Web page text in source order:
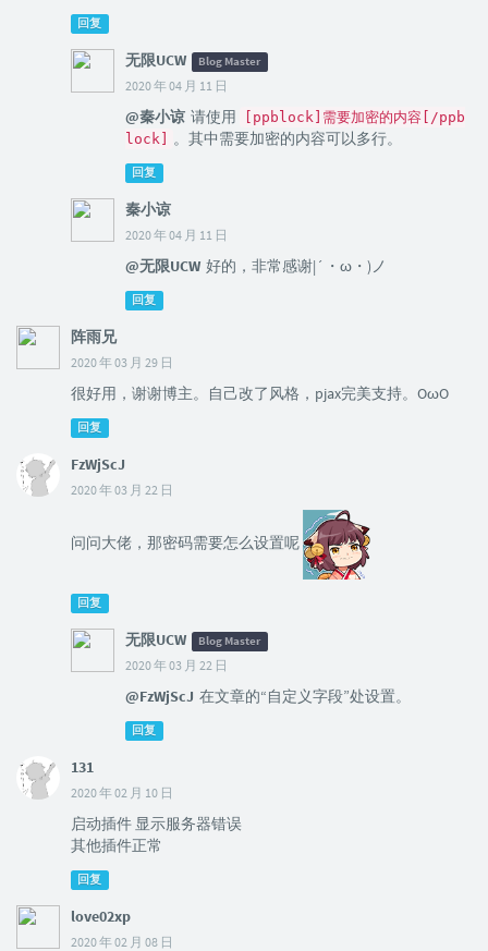
回复
无限UCW Blog Master
2020 年 04 月 11 日
@秦小谅 请使用
[ppblock]需要加密的内容[/ppb
lock]
。其中需要加密的内容可以多行。
回复
秦小谅
2020 年 04 月 11 日
@无限UCW 好的，非常感谢|´・ω・)ノ
回复
阵雨兄
2020 年 03 月 29 日
很好用，谢谢博主。自己改了风格，pjax完美支持。OωO
回复
FzWjScJ
2020 年 03 月 22 日
问问大佬，那密码需要怎么设置呢
回复
无限UCW Blog Master
2020 年 03 月 22 日
@FzWjScJ 在文章的“自定义字段”处设置。
回复
131
2020 年 02 月 10 日
启动插件 显示服务器错误
其他插件正常
回复
love02xp
2020 年 02 月 08 日